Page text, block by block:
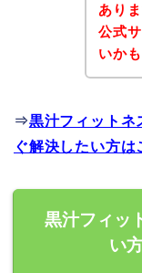
あり
公式
いか
⇒黒汁フィット
ぐ解決したい方は
黒汁フィッ
い